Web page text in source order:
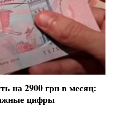
на 2900 грн в месяц:
цифры